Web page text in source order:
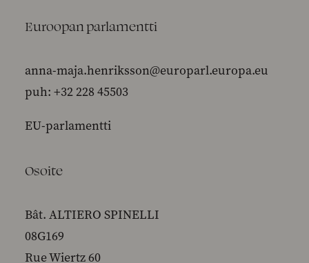
Euroopan parlamentti
anna-maja.henriksson@europarl.europa.eu
puh: +32 228 45503
EU-parlamentti
Osoite
Bât. ALTIERO SPINELLI
08G169
Rue Wiertz 60